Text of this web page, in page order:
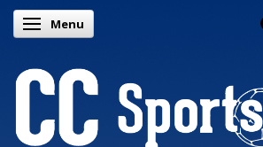
Toggle navigation
Menu